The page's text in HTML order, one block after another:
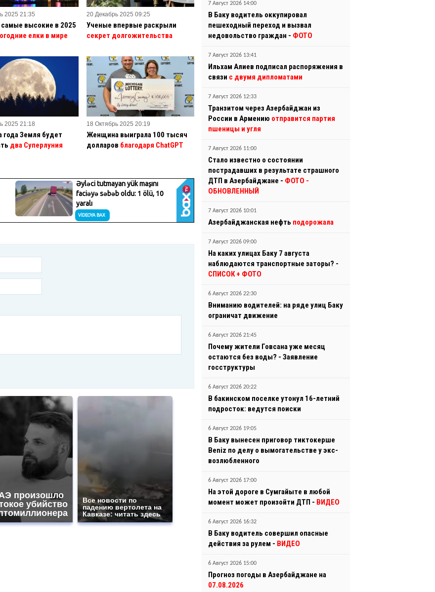
2025 21:35
высокие в 2025
елки в мире
20 Декабрь 2025 09:25
Ученые впервые раскрыли
секрет долгожительства
2025 21:18
года Земля будет
два Суперлуния
18 Октябрь 2025 20:19
Женщина выиграла 100 тысяч
долларов благодаря ChatGPT
произошло
убийство
Все новости по
падению вертолета на
Кавказе: читать здесь
7 Август 2026 14:00
В Баку водитель оккупировал
пешеходный переход и вызвал
недовольство граждан - ФОТО
7 Август 2026 13:41
Ильхам Алиев подписал распоряжения в
связи с двумя дипломатами
7 Август 2026 12:33
Транзитом через Азербайджан из
России в Армению отправится партия
пшеницы и угля
7 Август 2026 11:00
Стало известно о состоянии
пострадавших в результате страшного
ДТП в Азербайджане - ФОТО -
ОБНОВЛЕННЫЙ
7 Август 2026 10:01
Азербайджанская нефть подорожала
7 Август 2026 09:00
На каких улицах Баку 7 августа
наблюдаются транспортные заторы? -
СПИСОК + ФОТО
6 Август 2026 22:30
Вниманию водителей: на ряде улиц Баку
ограничат движение
6 Август 2026 21:45
Почему жители Говсана уже месяц
остаются без воды? - Заявление
госструктуры
6 Август 2026 20:22
В бакинском поселке утонул 16-летний
подросток: ведутся поиски
6 Август 2026 19:05
В Баку вынесен приговор тиктокерше
Beniz по делу о вымогательстве у экс-
возлюбленного
6 Август 2026 17:00
На этой дороге в Сумгайыте в любой
момент может произойти ДТП - ВИДЕО
6 Август 2026 16:32
В Баку водитель совершил опасные
действия за рулем - ВИДЕО
6 Август 2026 15:00
Прогноз погоды в Азербайджане на
07.08.2026